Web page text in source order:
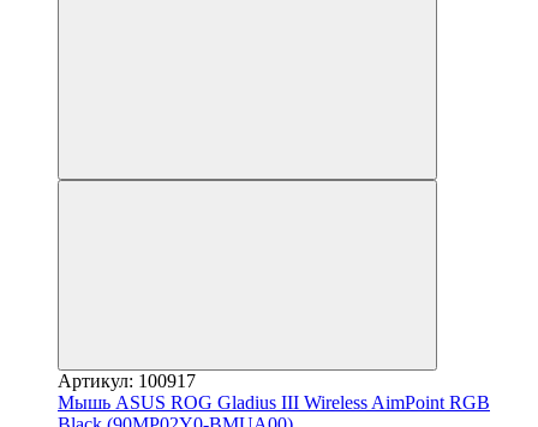
Артикул: 100917
Мышь ASUS ROG Gladius III Wireless AimPoint RGB